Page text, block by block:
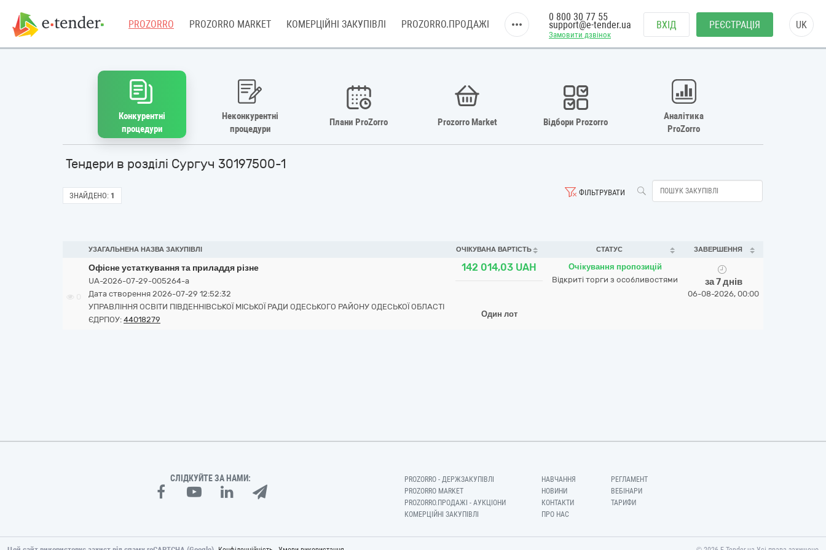
PROZORRO PROZORRO MARKET КОМЕРЦІЙНІ ЗАКУПІВЛІ PROZORRO.ПРОДАЖІ
Замовити дзвінок
0 800 30 77 55
support@e-tender.ua ВХІД РЕЄСТРАЦІЯ UK
Конкурентні
процедури
Неконкурентні
процедури
Плани ProZorro Prozorro Market Відбори Prozorro
Аналітика
ProZorro
Тендери в розділі Сургуч 30197500-1
ФІЛЬТРУВАТИ
ЗНАЙДЕНО: 1
УЗАГАЛЬНЕНА НАЗВА ЗАКУПІВЛІ ОЧІКУВАНА ВАРТІСТЬ СТАТУС ЗАВЕРШЕННЯ
Офісне устаткування та приладдя різне
UA-2026-07-29-005264-a
Дата створення 2026-07-29 12:52:32
УПРАВЛІННЯ ОСВІТИ ПІВДЕННІВСЬКОЇ МІСЬКОЇ РАДИ ОДЕСЬКОГО РАЙОНУ ОДЕСЬКОЇ ОБЛАСТІ
ЄДРПОУ: 44018279
142 014,03 UAH
Один лот
Очікування пропозицій
Відкриті торги з особливостями
за 7 днів
06-08-2026, 00:00
СЛІДКУЙТЕ ЗА НАМИ:
PROZORRO - ДЕРЖЗАКУПІВЛІ
PROZORRO MARKET
PROZORRO.ПРОДАЖІ - АУКЦІОНИ
КОМЕРЦІЙНІ ЗАКУПІВЛІ
НАВЧАННЯ
НОВИНИ
КОНТАКТИ
ПРО НАС
РЕГЛАМЕНТ
ВЕБІНАРИ
ТАРИФИ